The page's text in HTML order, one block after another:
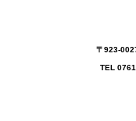
〒923-
TEL